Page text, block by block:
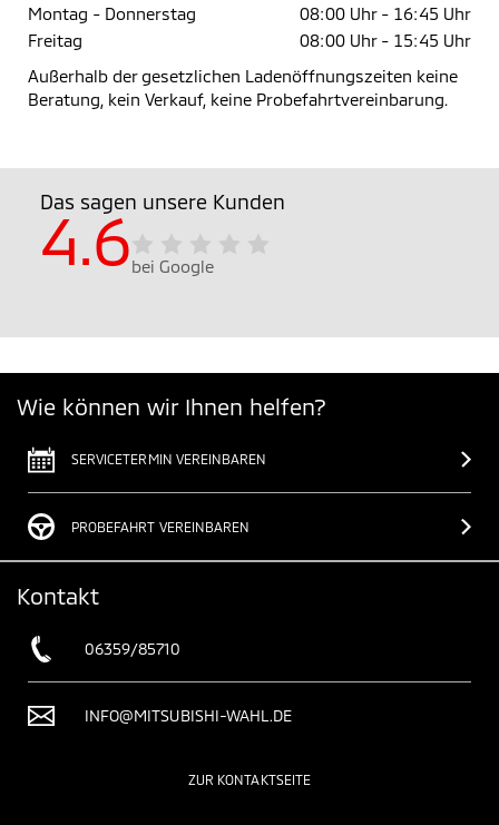
Montag - Donnerstag
08:00 Uhr - 16:45 Uhr
Freitag
08:00 Uhr - 15:45 Uhr
Außerhalb der gesetzlichen Ladenöffnungszeiten keine
Beratung, kein Verkauf, keine Probefahrtvereinbarung.
Das sagen unsere Kunden
4.6bei Google
Wie können wir Ihnen helfen?
SERVICETERMIN VEREINBAREN
PROBEFAHRT VEREINBAREN
Kontakt
06359/85710
INFO@MITSUBISHI-WAHL.DE
ZUR KONTAKTSEITE